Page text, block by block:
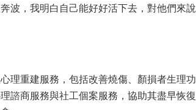
波，我明白自己能好好活下去，對他們來說
理重建服務，包括改善燒傷、顏損者生理功
諮商服務與社工個案服務，協助其盡早恢復